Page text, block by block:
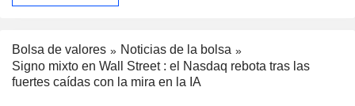
Bolsa de valores
Noticias de la bolsa
Signo mixto en Wall Street : el Nasdaq rebota tras las
fuertes caídas con la mira en la IA